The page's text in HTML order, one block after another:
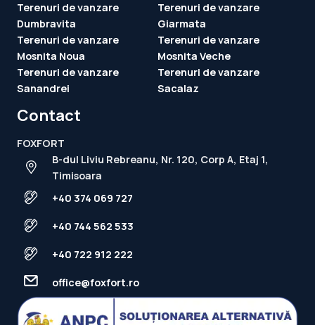
Terenuri de vanzare
Dumbravita
Terenuri de vanzare
Giarmata
Terenuri de vanzare
Mosnita Noua
Terenuri de vanzare
Mosnita Veche
Terenuri de vanzare
Sanandrei
Terenuri de vanzare
Sacalaz
Contact
FOXFORT
B-dul Liviu Rebreanu, Nr. 120, Corp A, Etaj 1,
Timisoara
+40 374 069 727
+40 744 562 533
+40 722 912 222
office@foxfort.ro